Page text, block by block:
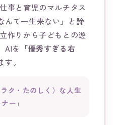
事と育児のマルチタス
んて一生来ない」と諦
作りから子どもとの遊
AIを
「優秀すぎる右
。
ク・たのしく）な人生
ー」